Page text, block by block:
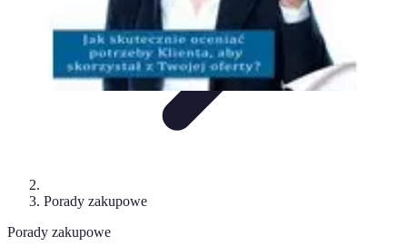
Porady zakupowe
Porady zakupowe